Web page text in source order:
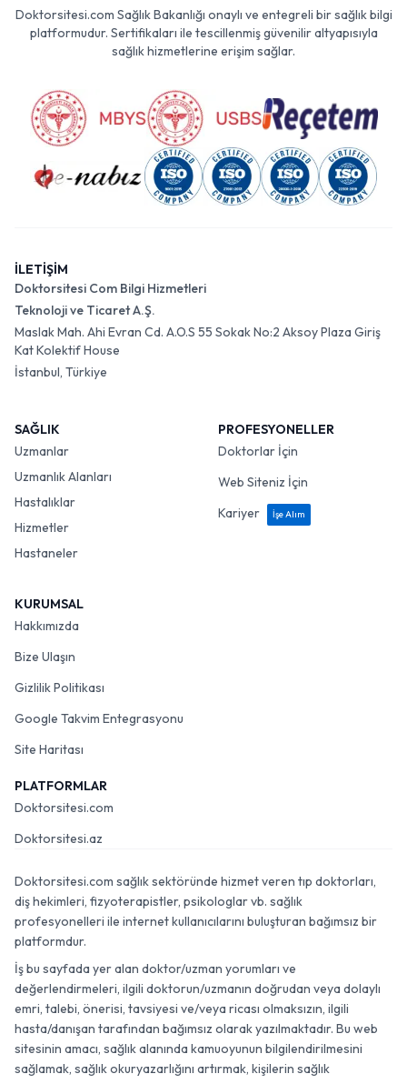
Doktorsitesi.com Sağlık Bakanlığı onaylı ve entegreli bir sağlık bilgi
platformudur. Sertifikaları ile tescillenmiş güvenilir altyapısıyla
sağlık hizmetlerine erişim sağlar.
İLETİŞİM
Doktorsitesi Com Bilgi Hizmetleri
Teknoloji ve Ticaret A.Ş.
Maslak Mah. Ahi Evran Cd. A.O.S 55 Sokak No:2 Aksoy Plaza Giriş
Kat Kolektif House
İstanbul, Türkiye
SAĞLIK
Uzmanlar
Uzmanlık Alanları
Hastalıklar
Hizmetler
Hastaneler
PROFESYONELLER
Doktorlar İçin
Web Siteniz İçin
Kariyer
İşe Alım
KURUMSAL
Hakkımızda
Bize Ulaşın
Gizlilik Politikası
Google Takvim Entegrasyonu
Site Haritası
PLATFORMLAR
Doktorsitesi.com
Doktorsitesi.az
Doktorsitesi.com sağlık sektöründe hizmet veren tıp doktorları,
diş hekimleri, fizyoterapistler, psikologlar vb. sağlık
profesyonelleri ile internet kullanıcılarını buluşturan bağımsız bir
platformdur.
İş bu sayfada yer alan doktor/uzman yorumları ve
değerlendirmeleri, ilgili doktorun/uzmanın doğrudan veya dolaylı
emri, talebi, önerisi, tavsiyesi ve/veya ricası olmaksızın, ilgili
hasta/danışan tarafından bağımsız olarak yazılmaktadır. Bu web
sitesinin amacı, sağlık alanında kamuoyunun bilgilendirilmesini
sağlamak, sağlık okuryazarlığını artırmak, kişilerin sağlık